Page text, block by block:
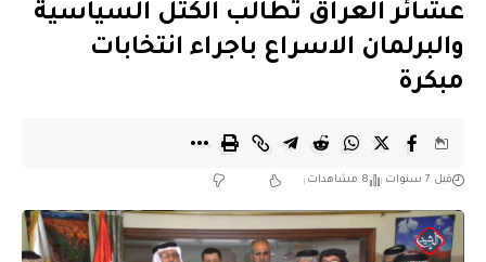
عشائر العراق تطالب الكتل السياسية
والبرلمان الاسراع باجراء انتخابات
مبكرة
قبل 7 سنوات 8 مشاهدات